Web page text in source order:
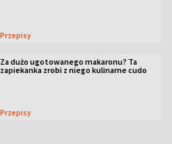
Przepisy
Za dużo ugotowanego makaronu? Ta
zapiekanka zrobi z niego kulinarne cudo
Przepisy